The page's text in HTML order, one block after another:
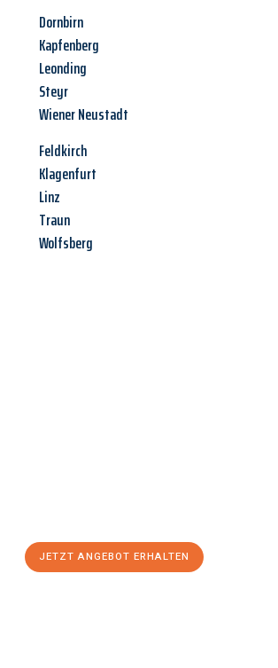
Dornbirn
Kapfenberg
Leonding
Steyr
Wiener Neustadt
Feldkirch
Klagenfurt
Linz
Traun
Wolfsberg
JETZT ANGEBOT ERHALTEN